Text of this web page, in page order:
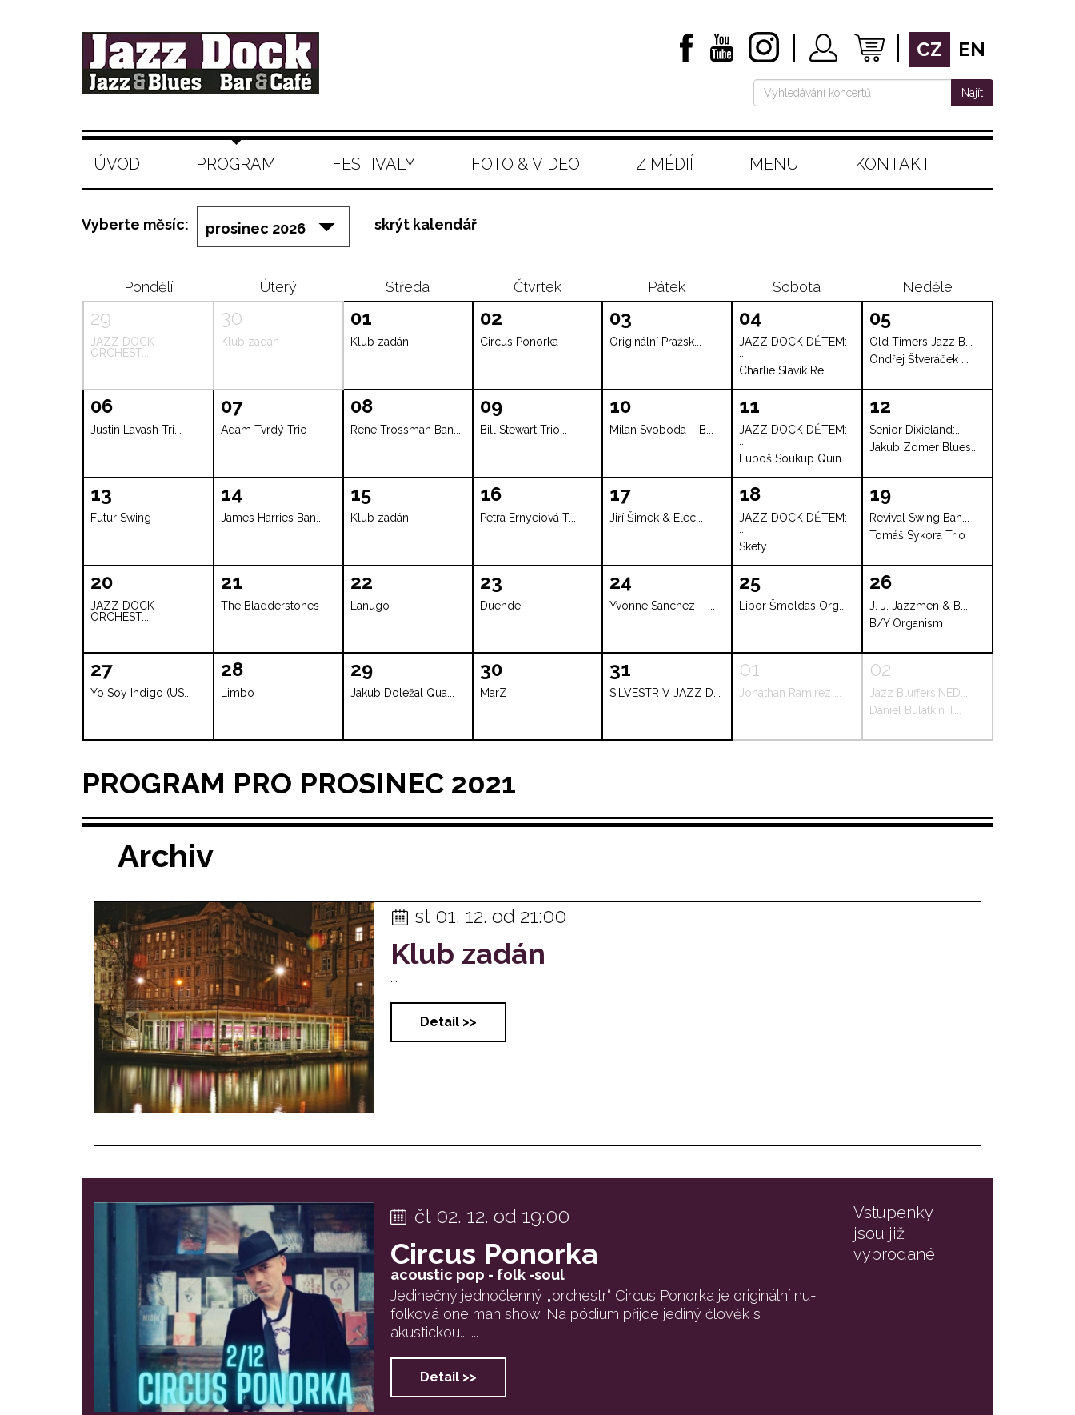
CZ EN
Najít
ÚVOD PROGRAM FESTIVALY FOTO & VIDEO Z MÉDIÍ MENU KONTAKT
Vyberte měsíc: skrýt kalendář
Pondělí Úterý Středa Čtvrtek Pátek Sobota Neděle
29
JAZZ DOCK
ORCHEST...
30
Klub zadán
01
Klub zadán
02
Circus Ponorka
03
Originální Pražsk...
04
JAZZ DOCK DĚTEM:
Charlie Slavík Re...
05
Old Timers Jazz B...
Ondřej Štveráček ...
06
Justin Lavash Tri...
07
Adam Tvrdý Trio
08
Rene Trossman Ban...
09
Bill Stewart Trio...
10
Milan Svoboda – B...
11
JAZZ DOCK DĚTEM:
Luboš Soukup Quin...
12
Senior Dixieland:...
Jakub Zomer Blues...
13
Futur Swing
14
James Harries Ban...
15
Klub zadán
16
Petra Ernyeiová T...
17
Jiří Šimek & Elec...
18
JAZZ DOCK DĚTEM:
Skety
19
Revival Swing Ban...
Tomáš Sýkora Trio
20
JAZZ DOCK
ORCHEST...
21
The Bladderstones
22
Lanugo
23
Duende
24
Yvonne Sanchez – ...
25
Libor Šmoldas Org...
26
J. J. Jazzmen & B...
B/Y Organism
27
Yo Soy Indigo (US...
28
Limbo
29
Jakub Doležal Qua...
30
MarZ
31
SILVESTR V JAZZ D...
01
Jonathan Ramirez ...
02
Jazz Bluffers:NED...
Daniel Bulatkin T...
PROGRAM PRO PROSINEC 2021
Archiv
st 01. 12. od 21:00
Klub zadán
...
Detail >>
čt 02. 12. od 19:00
Circus Ponorka
acoustic pop - folk -soul
Jedinečný jednočlenný „orchestr“ Circus Ponorka je originální nu-
folková one man show. Na pódium přijde jediný člověk s
akustickou... ...
Detail >>
Vstupenky
jsou již
vyprodané